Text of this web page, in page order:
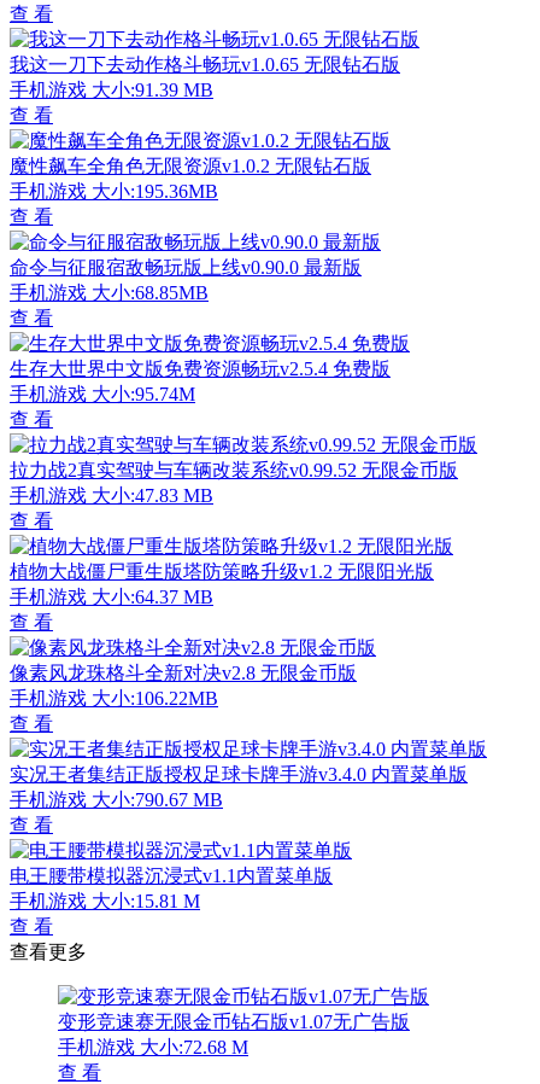
查 看
我这一刀下去动作格斗畅玩v1.0.65 无限钻石版
手机游戏 大小:91.39 MB
查 看
魔性飙车全角色无限资源v1.0.2 无限钻石版
手机游戏 大小:195.36MB
查 看
命令与征服宿敌畅玩版上线v0.90.0 最新版
手机游戏 大小:68.85MB
查 看
生存大世界中文版免费资源畅玩v2.5.4 免费版
手机游戏 大小:95.74M
查 看
拉力战2真实驾驶与车辆改装系统v0.99.52 无限金币版
手机游戏 大小:47.83 MB
查 看
植物大战僵尸重生版塔防策略升级v1.2 无限阳光版
手机游戏 大小:64.37 MB
查 看
像素风龙珠格斗全新对决v2.8 无限金币版
手机游戏 大小:106.22MB
查 看
实况王者集结正版授权足球卡牌手游v3.4.0 内置菜单版
手机游戏 大小:790.67 MB
查 看
电王腰带模拟器沉浸式v1.1内置菜单版
手机游戏 大小:15.81 M
查 看
查看更多
变形竞速赛无限金币钻石版v1.07无广告版
手机游戏 大小:72.68 M
查 看